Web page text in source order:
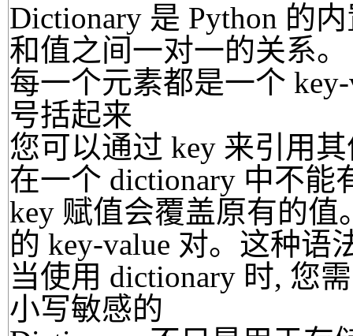
Dictionary 是 Python 的
和值之间一对一的关系。
每一个元素都是一个
号括起来
您可以通过 key 来引用
在一个 dictionary 中不能
key 赋值会覆盖原有的
的 key-value 对。这种
当使用 dictionary 时, 您
小写敏感的